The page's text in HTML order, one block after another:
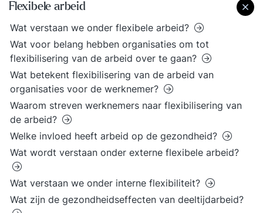
Flexibele arbeid
Wat verstaan we onder flexibele arbeid?
Wat voor belang hebben organisaties om tot
flexibilisering van de arbeid over te gaan?
Wat betekent flexibilisering van de arbeid van
organisaties voor de werknemer?
Waarom streven werknemers naar flexibilisering van
de arbeid?
Welke invloed heeft arbeid op de gezondheid?
Wat wordt verstaan onder externe flexibele arbeid?
Wat verstaan we onder interne flexibiliteit?
Wat zijn de gezondheidseffecten van deeltijdarbeid?